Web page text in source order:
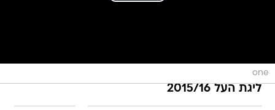
one
ליגת העל 2015/16